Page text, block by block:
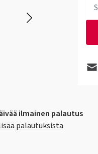
ilmainen palautus
palautuksista